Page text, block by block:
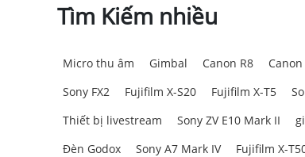
Tìm Kiếm nhiều
Micro thu âm Gimbal Canon R8 Canon
Sony FX2
Fujifilm X-S20 Fujifilm X-T5
Thiết bị livestream
Sony ZV E10 Mark II
Đèn Godox
Sony A7 Mark IV Fujifilm X-